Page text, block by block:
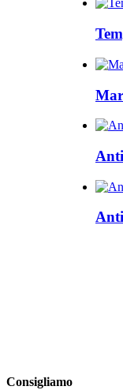
Consigliamo